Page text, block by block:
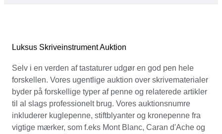
Luksus Skriveinstrument Auktion
Selv i en verden af tastaturer udgør en god pen hele
forskellen. Vores ugentlige auktion over skrivematerialer
byder på forskellige typer af penne og relaterede artikler
til al slags professionelt brug. Vores auktionsnumre
inkluderer kuglepenne, stiftblyanter og kronepenne fra
vigtige mærker, som f.eks Mont Blanc, Caran d'Ache og